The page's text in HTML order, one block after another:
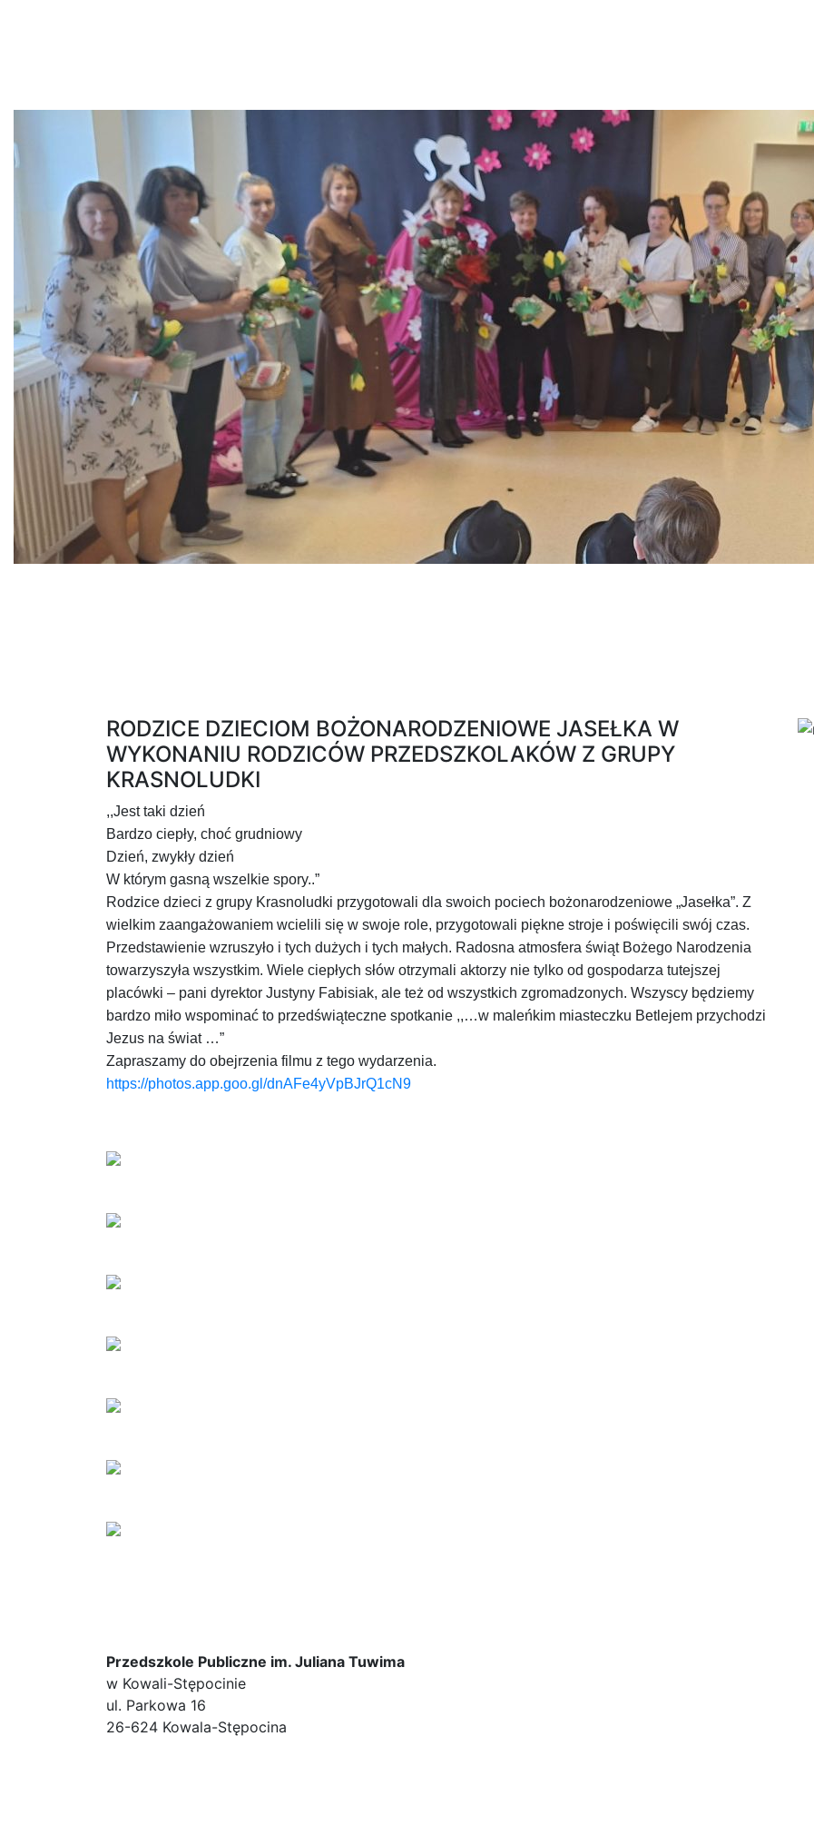
RODZICE DZIECIOM BOŻONARODZENIOWE JASEŁKA W
WYKONANIU RODZICÓW PRZEDSZKOLAKÓW Z GRUPY
KRASNOLUDKI
,,Jest taki dzień
Bardzo ciepły, choć grudniowy
Dzień, zwykły dzień
W którym gasną wszelkie spory..”
Rodzice dzieci z grupy Krasnoludki przygotowali dla swoich pociech bożonarodzeniowe „Jasełka”. Z
wielkim zaangażowaniem wcielili się w swoje role, przygotowali piękne stroje i poświęcili swój czas.
Przedstawienie wzruszyło i tych dużych i tych małych. Radosna atmosfera świąt Bożego Narodzenia
towarzyszyła wszystkim. Wiele ciepłych słów otrzymali aktorzy nie tylko od gospodarza tutejszej
placówki – pani dyrektor Justyny Fabisiak, ale też od wszystkich zgromadzonych. Wszyscy będziemy
bardzo miło wspominać to przedświąteczne spotkanie ,,…w maleńkim miasteczku Betlejem przychodzi
Jezus na świat …”
Zapraszamy do obejrzenia filmu z tego wydarzenia.
https://photos.app.goo.gl/dnAFe4yVpBJrQ1cN9
Przedszkole Publiczne im. Juliana Tuwima
w Kowali-Stępocinie
ul. Parkowa 16
26-624 Kowala-Stępocina